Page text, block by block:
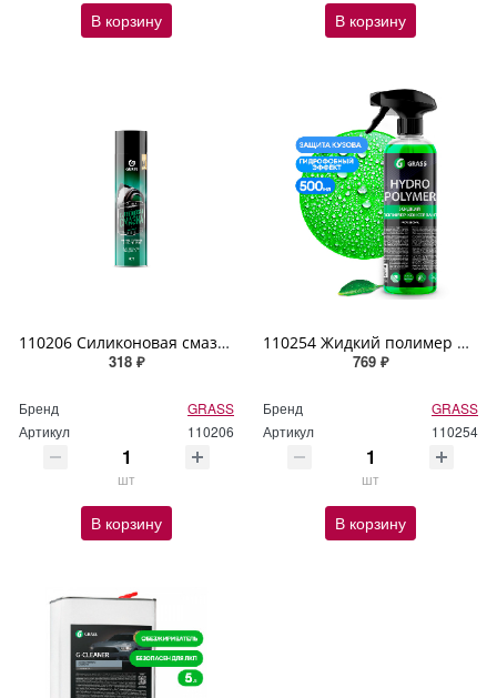
В корзину В корзину
110206 Силиконовая смазка GRASS Silicone аэрозольная упаковка 400мл
318 ₽
Бренд
GRASS
Артикул
110206
шт
В корзину
110254 Жидкий полимер GRASS "Hydro polymer" professional 500мл
769 ₽
Бренд
GRASS
Артикул
110254
шт
В корзину